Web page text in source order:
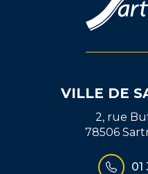
VILLE DE
2, rue
78506
01